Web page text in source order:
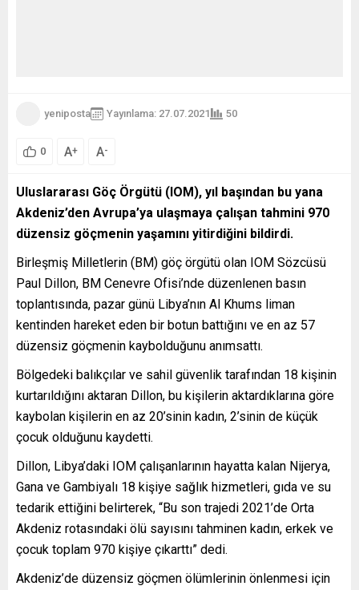
yeniposta Yayınlama: 27.07.2021 50
0 A+ A-
Uluslararası Göç Örgütü (IOM), yıl başından bu yana
Akdeniz’den Avrupa’ya ulaşmaya çalışan tahmini 970
düzensiz göçmenin yaşamını yitirdiğini bildirdi.
Birleşmiş Milletlerin (BM) göç örgütü olan IOM Sözcüsü
Paul Dillon, BM Cenevre Ofisi’nde düzenlenen basın
toplantısında, pazar günü Libya’nın Al Khums liman
kentinden hareket eden bir botun battığını ve en az 57
düzensiz göçmenin kaybolduğunu anımsattı.
Bölgedeki balıkçılar ve sahil güvenlik tarafından 18 kişinin
kurtarıldığını aktaran Dillon, bu kişilerin aktardıklarına göre
kaybolan kişilerin en az 20’sinin kadın, 2’sinin de küçük
çocuk olduğunu kaydetti.
Dillon, Libya’daki IOM çalışanlarının hayatta kalan Nijerya,
Gana ve Gambiyalı 18 kişiye sağlık hizmetleri, gıda ve su
tedarik ettiğini belirterek, “Bu son trajedi 2021’de Orta
Akdeniz rotasındaki ölü sayısını tahminen kadın, erkek ve
çocuk toplam 970 kişiye çıkarttı” dedi.
Akdeniz’de düzensiz göçmen ölümlerinin önlenmesi için